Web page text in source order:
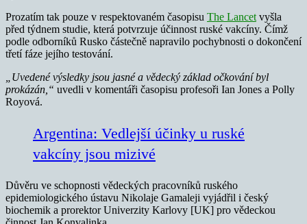
Prozatím tak pouze v respektovaném časopisu The Lancet vyšla
před týdnem studie, která potvrzuje účinnost ruské vakcíny. Čímž
podle odborníků Rusko částečně napravilo pochybnosti o dokončení
třetí fáze jejího testování.
„Uvedené výsledky jsou jasné a vědecký základ očkování byl
prokázán,“ uvedli v komentáři časopisu profesoři Ian Jones a Polly
Royová.
Argentina: Vedlejší účinky u ruské
vakcíny jsou mizivé
Důvěru ve schopnosti vědeckých pracovníků ruského
epidemiologického ústavu Nikolaje Gamaleji vyjádřil i český
biochemik a prorektor Univerzity Karlovy [UK] pro vědeckou